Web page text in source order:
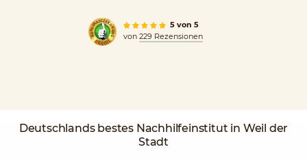
5 von 5
von 229 Rezensionen
Deutschlands bestes Nachhilfeinstitut in Weil der
Stadt